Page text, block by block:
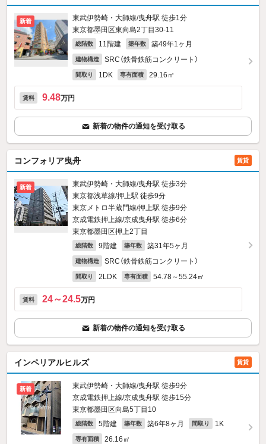
新着
東武伊勢崎・大師線/曳舟駅 徒歩1分
東京都墨田区東向島2丁目30-11
総階数 11階建 築年数 築49年1ヶ月
建物構造 SRC（鉄骨鉄筋コンクリート）
間取り 1DK 専有面積 29.16㎡
賃料 9.48万円
新着の物件の通知を受け取る
コンフォリア曳舟 賃貸
新着
東武伊勢崎・大師線/曳舟駅 徒歩3分
東京都浅草線/押上駅 徒歩9分
東京メトロ半蔵門線/押上駅 徒歩9分
京成電鉄押上線/京成曳舟駅 徒歩6分
東京都墨田区押上2丁目
総階数 9階建 築年数 築31年5ヶ月
建物構造 SRC（鉄骨鉄筋コンクリート）
間取り 2LDK 専有面積 54.78～55.24㎡
賃料 24～24.5万円
新着の物件の通知を受け取る
インペリアルヒルズ 賃貸
新着
東武伊勢崎・大師線/曳舟駅 徒歩9分
京成電鉄押上線/京成曳舟駅 徒歩15分
東京都墨田区向島5丁目10
総階数 5階建 築年数 築6年8ヶ月 間取り 1K
専有面積 26.16㎡